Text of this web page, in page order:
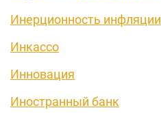
Инерционность инфляции
Инкассо
Инновация
Иностранный банк